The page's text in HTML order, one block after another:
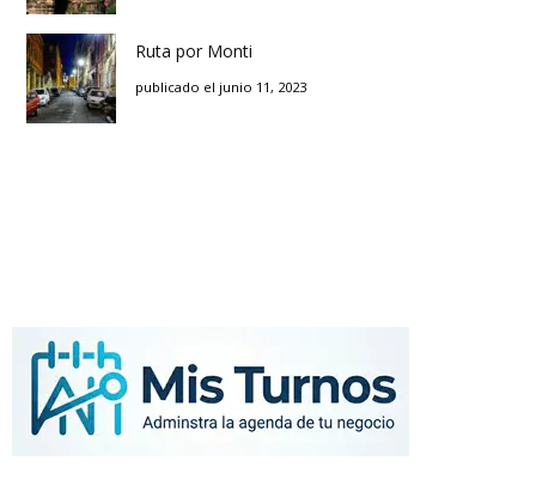
Ruta por Monti
publicado el junio 11, 2023